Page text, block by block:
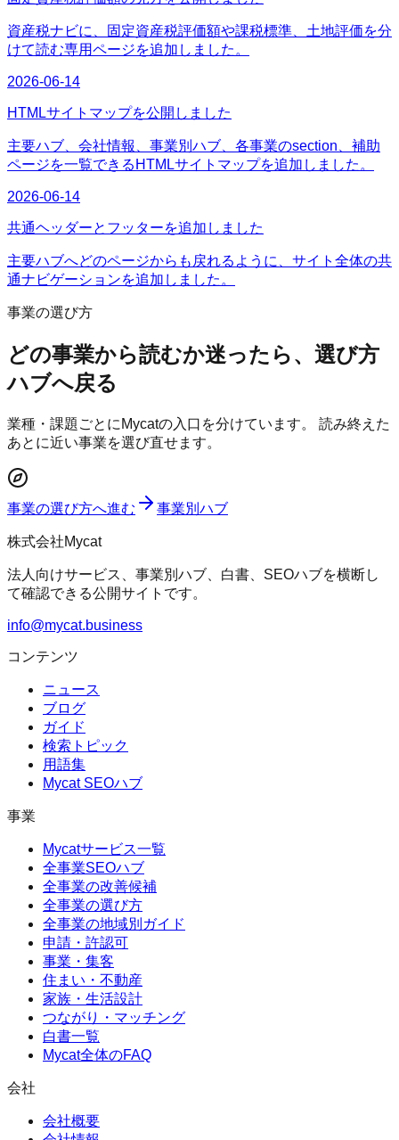
資産税ナビに、固定資産税評価額や課税標準、土地評価を分
けて読む専用ページを追加しました。
2026-06-14
HTMLサイトマップを公開しました
主要ハブ、会社情報、事業別ハブ、各事業のsection、補助
ページを一覧できるHTMLサイトマップを追加しました。
2026-06-14
共通ヘッダーとフッターを追加しました
主要ハブへどのページからも戻れるように、サイト全体の共
通ナビゲーションを追加しました。
事業の選び方
どの事業から読むか迷ったら、選び方
ハブへ戻る
業種・課題ごとにMycatの入口を分けています。 読み終えた
あとに近い事業を選び直せます。
事業の選び方へ進む 事業別ハブ
株式会社Mycat
法人向けサービス、事業別ハブ、白書、SEOハブを横断し
て確認できる公開サイトです。
info@mycat.business
コンテンツ
ニュース
ブログ
ガイド
検索トピック
用語集
Mycat SEOハブ
事業
Mycatサービス一覧
全事業SEOハブ
全事業の改善候補
全事業の選び方
全事業の地域別ガイド
申請・許認可
事業・集客
住まい・不動産
家族・生活設計
つながり・マッチング
白書一覧
Mycat全体のFAQ
会社
会社概要